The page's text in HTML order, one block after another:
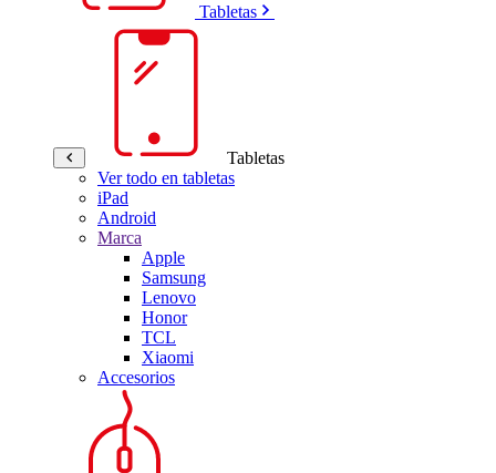
Tabletas
Tabletas
Ver todo en tabletas
iPad
Android
Marca
Apple
Samsung
Lenovo
Honor
TCL
Xiaomi
Accesorios